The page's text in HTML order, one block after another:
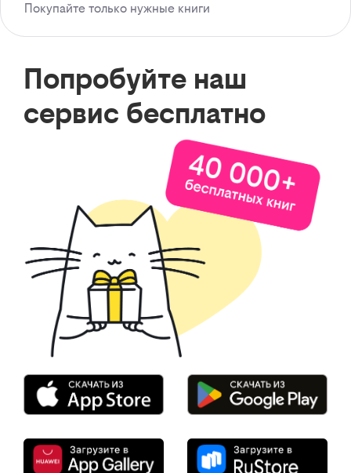
Покупайте только нужные книги
Попробуйте наш
сервис бесплатно